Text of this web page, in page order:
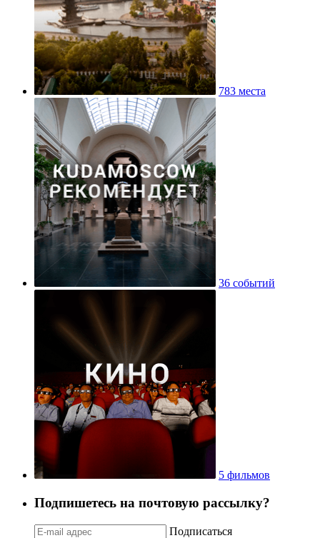
783 места
36 событий
5 фильмов
Подпишетесь на почтовую рассылку?
Подписаться